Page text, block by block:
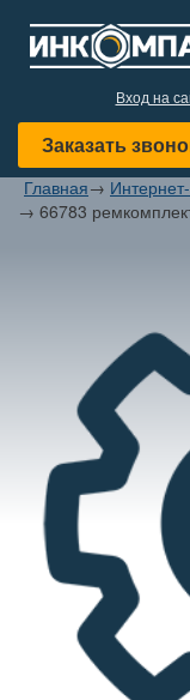
Вход на
Заказать
Главная→
→ 66783